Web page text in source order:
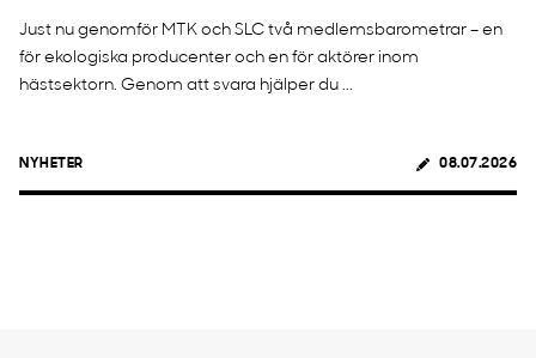
Just nu genomför MTK och SLC två medlemsbarometrar – en
för ekologiska producenter och en för aktörer inom
hästsektorn. Genom att svara hjälper du ...
NYHETER 08.07.2026